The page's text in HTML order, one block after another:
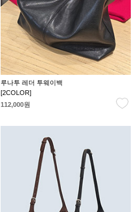
루나투 레더 투웨이백
[2COLOR]
112,000원